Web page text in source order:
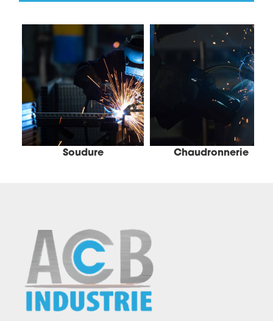
Soudure Chaudronnerie